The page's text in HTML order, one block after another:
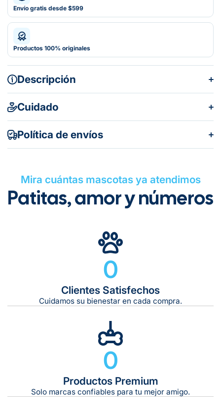
Envío gratis desde $599
Productos 100% originales
Descripción
Cuidado
Política de envíos
Gratuito en todos los pedidos
Tiempo de entrega estimado: 5 a 7 días hábiles
Gratis en compras de $599 o más
Mira cuántas mascotas ya atendimos
Patitas, amor y números
0
Clientes Satisfechos
Cuidamos su bienestar en cada compra.
0
Productos Premium
Solo marcas confiables para tu mejor amigo.